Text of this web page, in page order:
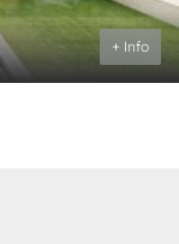
+ Info